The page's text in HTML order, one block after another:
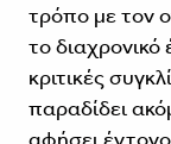
τρόπο με τον
το
κριτικές
παραδίδει